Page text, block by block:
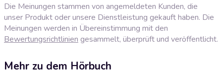
Die Meinungen stammen von angemeldeten Kunden, die
unser Produkt oder unsere Dienstleistung gekauft haben. Die
Meinungen werden in Übereinstimmung mit den
Bewertungsrichtlinien gesammelt, überprüft und veröffentlicht.
Mehr zu dem Hörbuch